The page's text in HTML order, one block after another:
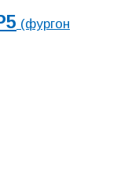
(фургон